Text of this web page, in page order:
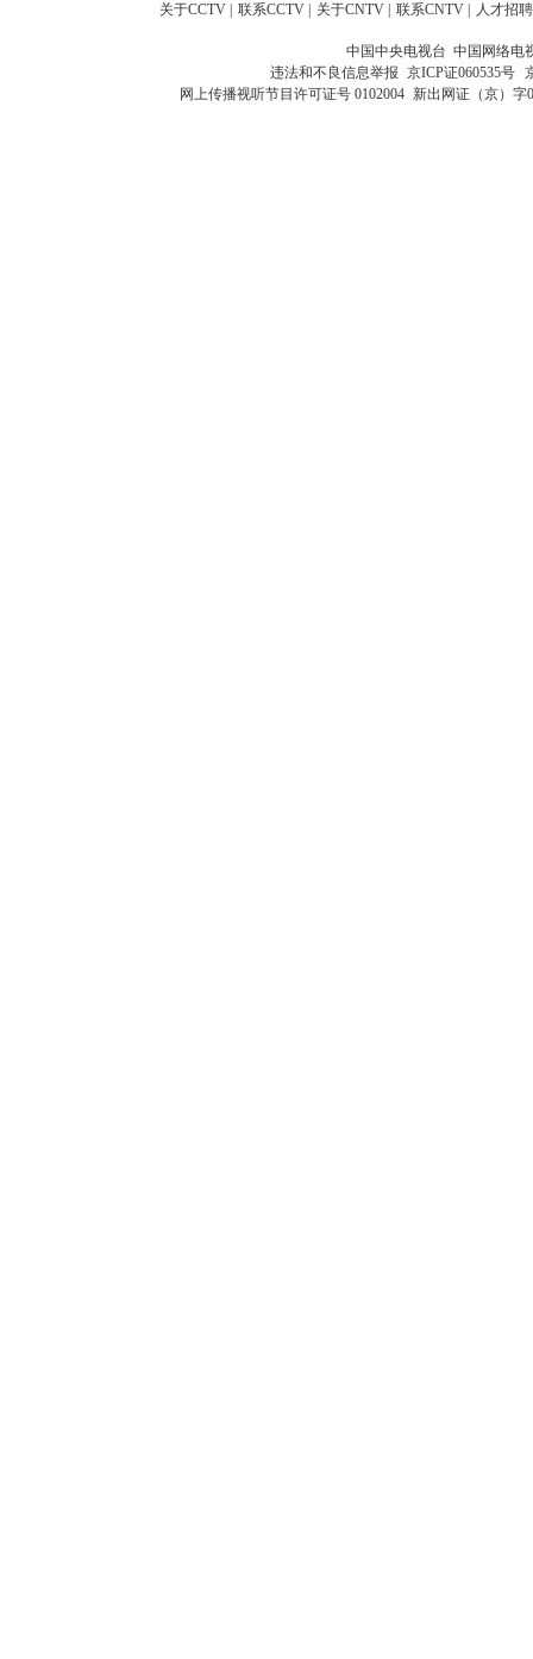
关于CCTV 联系CCTV 关于CNTV 联系CNTV 人才招聘
中国中央电视台 中国网络电
违法和不良信息举报 京ICP证060535号
网上传播视听节目许可证号 0102004 新出网证（京）